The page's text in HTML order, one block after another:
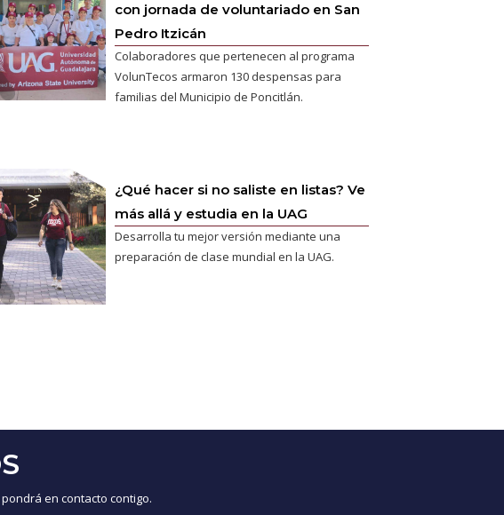
con jornada de voluntariado en San
Pedro Itzicán
Colaboradores que pertenecen al programa
VolunTecos armaron 130 despensas para
familias del Municipio de Poncitlán.
¿Qué hacer si no saliste en listas? Ve
más allá y estudia en la UAG
Desarrolla tu mejor versión mediante una
preparación de clase mundial en la UAG.
en contacto contigo.